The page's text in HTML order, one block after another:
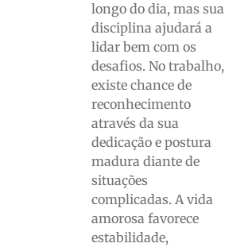
longo do dia, mas sua
disciplina ajudará a
lidar bem com os
desafios. No trabalho,
existe chance de
reconhecimento
através da sua
dedicação e postura
madura diante de
situações
complicadas. A vida
amorosa favorece
estabilidade,